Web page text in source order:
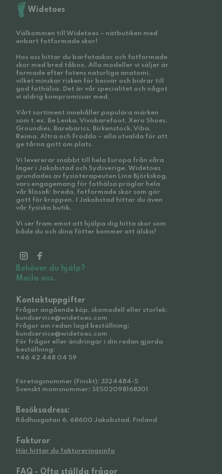
Widetoes
Välkommen till Widetoes – nätbutiken med
enbart fotformade skor!
Hos oss hittar du barfotaskor och fotformade
skor med bred tåbox. Alla modeller vi säljer är
formade efter fotens naturliga anatomi,
vilket minskar risken för besvär och bidrar till
god fothälsa. Det är vår specialitet och något
vi aldrig kompromissar med.
Vårt sortiment innehåller populära märken
som t.ex. Be Lenka, Vivobarefoot, Xero Shoes,
Groundies, Barebarics, Birkenstock, Viba,
Reima, Altra och Froddo – alla utvalda för att
ge tårna gott om plats.
Vi levererar snabbt till hela Europa från våra
lager i Jakobstad och Sydsverige. Widetoes
grundades av fysioterapeuten Lina Björkskog,
vars engagemang för fothälsa präglar hela
vår filosofi: breda, fotformade skor som gör
gott för kroppen. I Jakobstad hittar du även
vår fysiska butik.
Vi ser fram emot att hjälpa dig hitta skor som
både du och dina fötter kommer att älska!
Behöver du hjälp?
Maila oss.
Kontaktuppgifter
Frågor angående köp, skomodell eller storlek:
kundservice@widetoes.com
Frågor om redan lagd beställning:
kundservice@widetoes.com
För frågor eller ändringar i din redan gjorda
beställning:
+46 42 448 04 59
Företagsnummer (Finskt): 3324484-5
Svenskt momsnummer: SE502098168301
Besöksadress:
Rådhusgatan 6, 68600 Jakobstad, Finland
Fakturor
Här hittar du faktureringsinfo
FAQ - Ofta ställda frågor